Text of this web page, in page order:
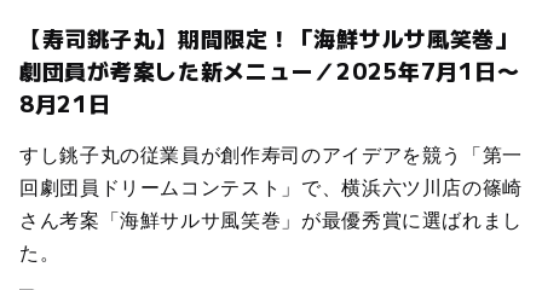
【寿司銚子丸】期間限定！「海鮮サルサ風笑巻」
劇団員が考案した新メニュー／2025年7月1日〜
8月21日
すし銚子丸の従業員が創作寿司のアイデアを競う「第一
回劇団員ドリームコンテスト」で、横浜六ツ川店の篠崎
さん考案「海鮮サルサ風笑巻」が最優秀賞に選ばれまし
た。